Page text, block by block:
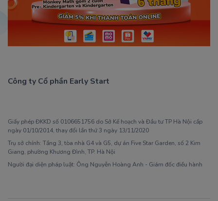
Công ty Cổ phần Early Start
Giấy phép ĐKKD số 0106651756 do Sở Kế hoạch và Đầu tư TP Hà Nội cấp
ngày 01/10/2014, thay đổi lần thứ 3 ngày 13/11/2020
Trụ sở chính: Tầng 3, tòa nhà G4 và G5, dự án Five Star Garden, số 2 Kim
Giang, phường Khương Đình, TP. Hà Nội
Người đại diện pháp luật: Ông Nguyễn Hoàng Anh - Giám đốc điều hành